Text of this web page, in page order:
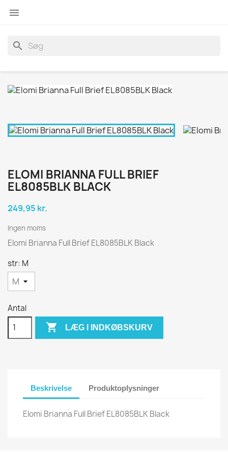

search
ELOMI BRIANNA FULL BRIEF
EL8085BLK BLACK
249,95 kr.
Ingen moms
Elomi Brianna Full Brief EL8085BLK Black
str: M
Antal
 LÆG I INDKØBSKURV
Beskrivelse Produktoplysninger
Elomi Brianna Full Brief EL8085BLK Black